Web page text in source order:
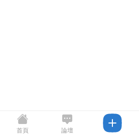
首頁 論壇